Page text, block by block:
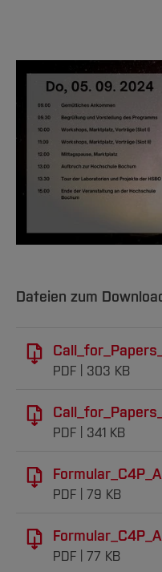
Dateien zum
PDF 303 KB
PDF 341 KB
PDF 79 KB
PDF 77 KB